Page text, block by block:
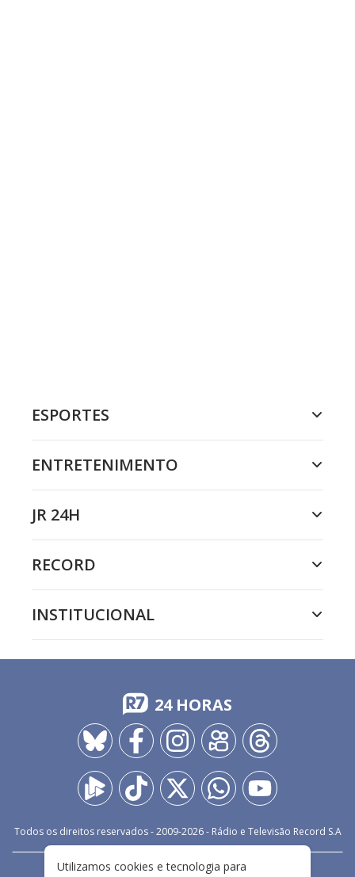
ESPORTES
ENTRETENIMENTO
JR 24H
RECORD
INSTITUCIONAL
24 HORAS
Todos os direitos reservados - 2009-2026- Rádio e Televisão Record S.A
Utilizamos cookies e tecnologia para